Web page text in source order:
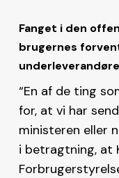
Fanget i den
brugernes
underleverandøre
“En af de ting
for, at vi har
ministeren eller
i betragtning, at